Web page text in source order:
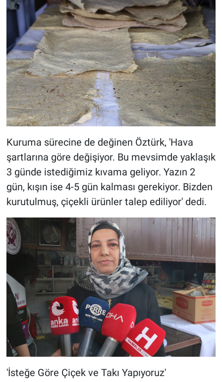
Kuruma sürecine de değinen Öztürk, 'Hava
şartlarına göre değişiyor. Bu mevsimde yaklaşık
3 günde istediğimiz kıvama geliyor. Yazın 2
gün, kışın ise 4-5 gün kalması gerekiyor. Bizden
kurutulmuş, çiçekli ürünler talep ediliyor' dedi.
'İsteğe Göre Çiçek ve Takı Yapıyoruz'